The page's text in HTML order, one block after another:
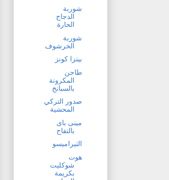
شوربة
الدجاج
الحارة
شوربة
الخرشوف
بيتزا كونز
طاجن
المكرونة
بالسبانخ
صدور التركي
المحشية
مينى باى
بالتفاح
التيراميسو
هوت
شوكليت
بكريمة